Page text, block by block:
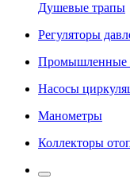
Душевые трапы
Регуляторы
Промышленные
Насосы
Манометры
Коллекторы